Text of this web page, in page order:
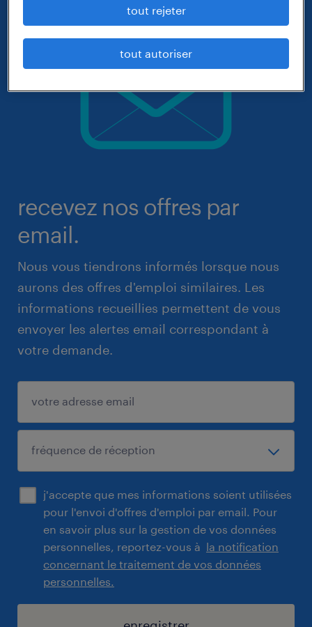
recevez nos offres par
email.
Nous vous tiendrons informés lorsque nous
aurons des offres d'emploi similaires. Les
informations recueillies permettent de vous
envoyer les alertes email correspondant à
votre demande.
j'accepte que mes informations soient utilisées
pour l'envoi d'offres d'emploi par email. Pour
en savoir plus sur la gestion de vos données
personnelles, reportez-vous à la notification
concernant le traitement de vos données
personnelles.
tout rejeter
tout autoriser